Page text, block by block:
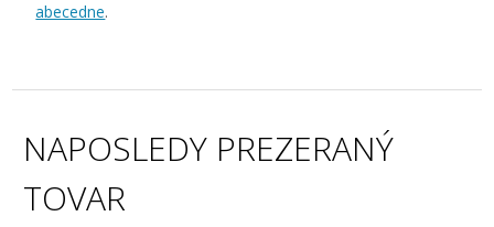
abecedne.
NAPOSLEDY PREZERANÝ
TOVAR